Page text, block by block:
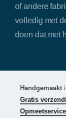
of andere
volledig met
doen dat met
Handgemaakt
Gratis